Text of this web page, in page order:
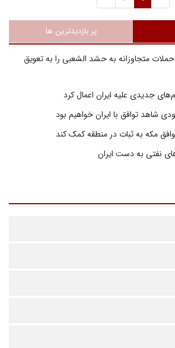
پر بازدیدترین ها
متجاوزانه به حشد الشعبی را به تعویق
جدیدی علیه ایران اعمال کرد
شاهد توافق با ایران خواهیم بود
مکه به ثبات در منطقه کمک کند